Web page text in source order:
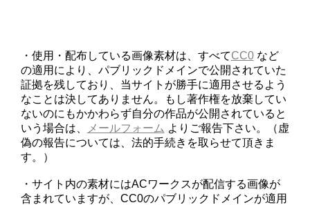
・使用・配布している画像素材は、すべてCC0など
の適用により、パブリックドメインで公開されていた
証拠を残しており、当サイトが勝手に適用させるよう
なことは決してありません。もし著作権を放棄してい
ないのにもかかわらず自分の作品が公開されていると
いう場合は、
メールフォーム よりご報告下さい。（虚
偽の報告については、法的手続きを取らせて頂きま
す。）
・サイト内の素材にはACワークスが配信する画像が
含まれていますが、CC0のパブリックドメインが適用